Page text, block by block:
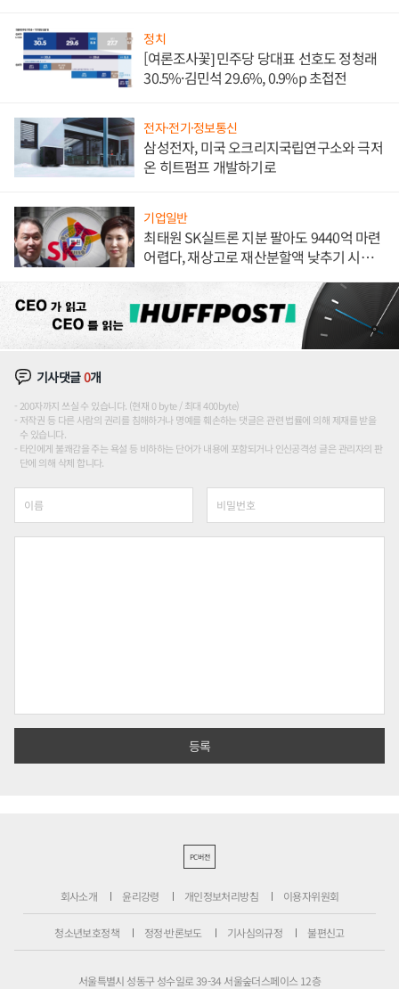
정치
[여론조사꽃] 민주당 당대표 선호도 정청래
30.5%·김민석 29.6%, 0.9%p 초접전
전자·전기·정보통신
삼성전자, 미국 오크리지국립연구소와 극저
온 히트펌프 개발하기로
기업일반
최태원 SK실트론 지분 팔아도 9440억 마련
어렵다, 재상고로 재산분할액 낮추기 시도
기사댓글0개
200자까지 쓰실 수 있습니다. (현재 0 byte / 최대 400byte)
저작권 등 다른 사람의 권리를 침해하거나 명예를 훼손하는 댓글은 관련 법률에 의해 제재를 받을
수 있습니다.
타인에게 불쾌감을 주는 욕설 등 비하하는 단어가 내용에 포함되거나 인신공격성 글은 관리자의 판
단에 의해 삭제 합니다.
PC버전
회사소개 윤리강령 개인정보처리방침 이용자위원회
청소년보호정책 정정·반론보도 기사심의규정 불편신고
서울특별시 성동구 성수일로 39-34 서울숲더스페이스 12층